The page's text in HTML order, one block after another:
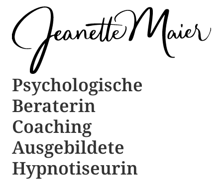
Psychologische ​​
Beraterin
Coaching
Ausgebildete​ ​
Hypnotiseurin